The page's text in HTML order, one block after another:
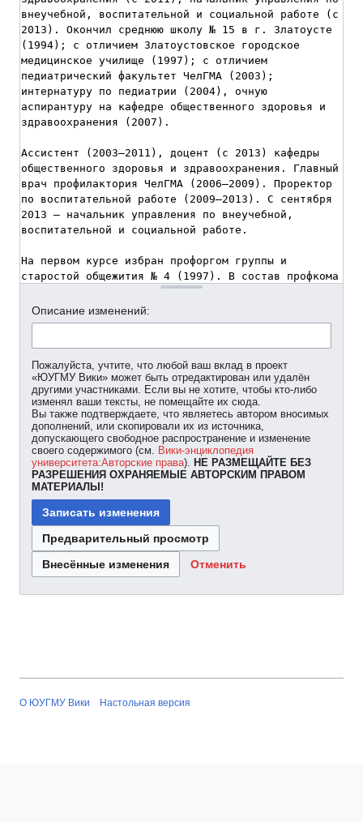
Описание изменений:
Пожалуйста, учтите, что любой ваш вклад в проект
«ЮУГМУ Вики» может быть отредактирован или удалён
другими участниками. Если вы не хотите, чтобы кто-либо
изменял ваши тексты, не помещайте их сюда.
Вы также подтверждаете, что являетесь автором вносимых
дополнений, или скопировали их из источника,
допускающего свободное распространение и изменение
своего содержимого (см. Вики-энциклопедия
университета:Авторские права). НЕ РАЗМЕЩАЙТЕ БЕЗ
РАЗРЕШЕНИЯ ОХРАНЯЕМЫЕ АВТОРСКИМ ПРАВОМ
МАТЕРИАЛЫ!
Отменить
О ЮУГМУ Вики Настольная версия